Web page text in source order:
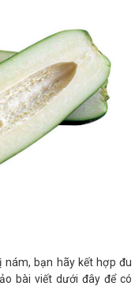
bạn hãy kết hợp đu
bài viết dưới đây để có